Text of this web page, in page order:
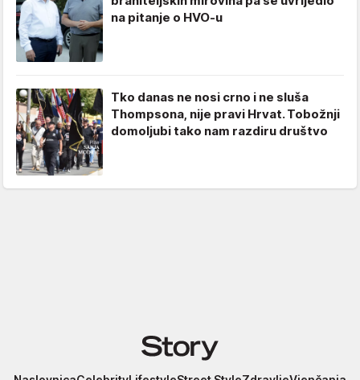
na pitanje o HVO-u
Tko danas ne nosi crno i ne sluša
Thompsona, nije pravi Hrvat. Tobožnji
domoljubi tako nam razdiru društvo
Story